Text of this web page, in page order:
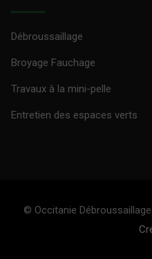
Débroussaillage
Broyage Fauchage
Travaux à la mini-pelle
Entretien des espaces verts
© Occitanie